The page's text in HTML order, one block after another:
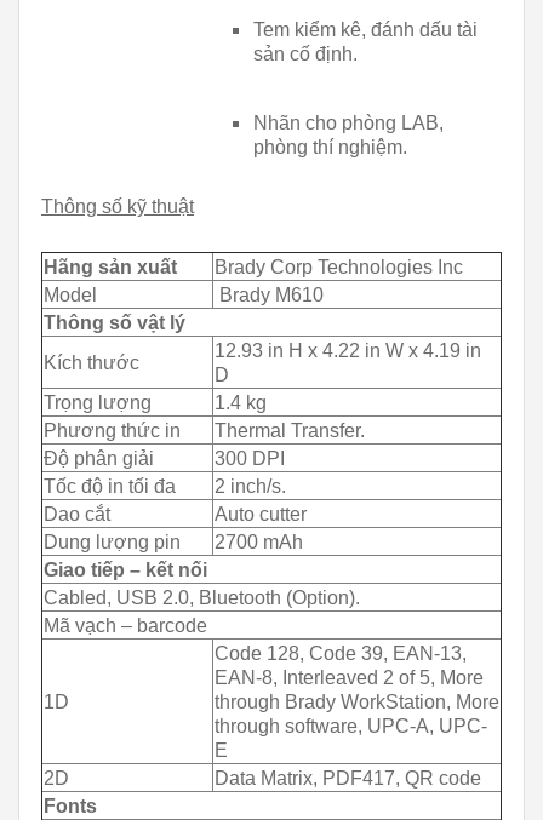
Tem kiểm kê, đánh dấu tài
sản cố định.
Nhãn cho phòng LAB,
phòng thí nghiệm.
Thông số kỹ thuật
Hãng sản xuất
Brady Corp Technologies Inc
Model
Brady M610
Thông số vật lý
Kích thước
12.93 in H x 4.22 in W x 4.19 in
D
Trọng lượng
1.4 kg
Phương thức in
Thermal Transfer.
Độ phân giải
300 DPI
Tốc độ in tối đa
2 inch/s.
Dao cắt
Auto cutter
Dung lượng pin
2700 mAh
Giao tiếp – kết nối
Cabled, USB 2.0, Bluetooth (Option).
Mã vạch – barcode
1D
Code 128, Code 39, EAN-13,
EAN-8, Interleaved 2 of 5, More
through Brady WorkStation, More
through software, UPC-A, UPC-
E
2D
Data Matrix, PDF417, QR code
Fonts